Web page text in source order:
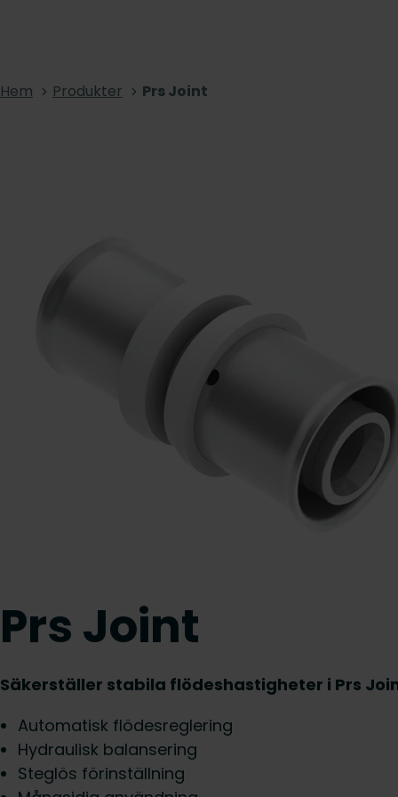
Hem Produkter Prs Joint
Prs Joint
Säkerställer stabila flödeshastigheter i Prs
Automatisk flödesreglering
Hydraulisk balansering
Steglös förinställning